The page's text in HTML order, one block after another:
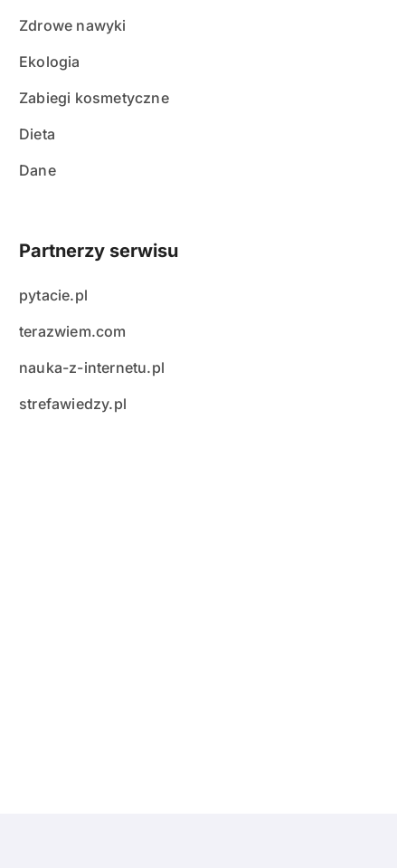
Zdrowe nawyki
Ekologia
Zabiegi kosmetyczne
Dieta
Dane
Partnerzy serwisu
pytacie.pl
terazwiem.com
nauka-z-internetu.pl
strefawiedzy.pl